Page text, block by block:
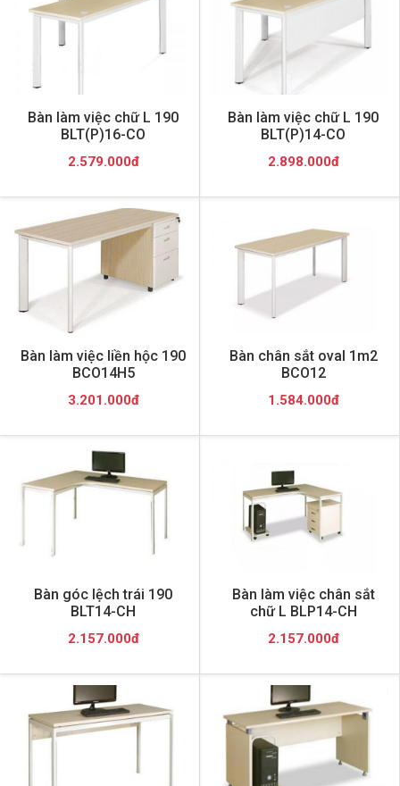
Bàn làm việc chữ L 190
BLT(P)16-CO
2.579.000đ
Bàn làm việc chữ L 190
BLT(P)14-CO
2.898.000đ
Bàn làm việc liền hộc 190
BCO14H5
3.201.000đ
Bàn chân sắt oval 1m2
BCO12
1.584.000đ
Bàn góc lệch trái 190
BLT14-CH
2.157.000đ
Bàn làm việc chân sắt
chữ L BLP14-CH
2.157.000đ